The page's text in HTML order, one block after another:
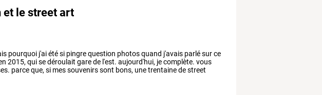
et le street art
pourquoi j'aiétési pingrequestion photosquand j'avais parlésurce
2015, quisedéroulait garede l'est. aujourd'hui, jecomplète. vous
parceque, si messouvenirssont bons, unetrentainedestreet